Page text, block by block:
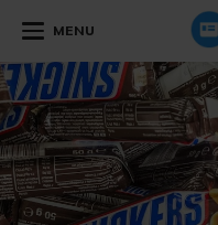
MENU